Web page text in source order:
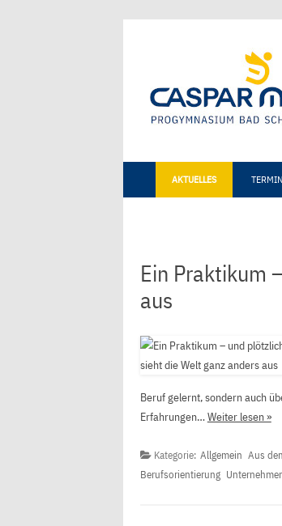
AKTUELLES
Ein Praktikum
aus
Beruf gelernt, sondern auch
Erfahrungen…Weiter lesen »
Kategorie: Allgemein Aus
Berufsorientierung